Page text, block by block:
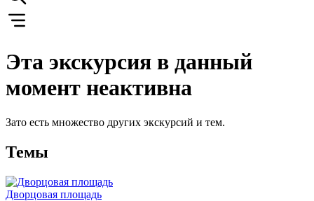
Эта экскурсия в данный
момент неактивна
Зато есть множество других экскурсий и тем.
Темы
Дворцовая площадь